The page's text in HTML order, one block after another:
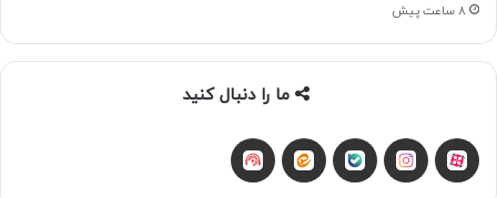
8 ساعت پیش
ما را دنبال کنید
آپاراتاینستاگرام
بله ایتا شنوتو